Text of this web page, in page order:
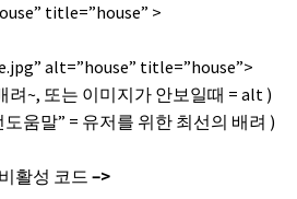
title=”house” >
alt=”house” title=”house”>
려~, 또는 이미지가 안보일때 = alt )
움말” = 유저를 위한 최선의 배려 )
활성 코드 –>